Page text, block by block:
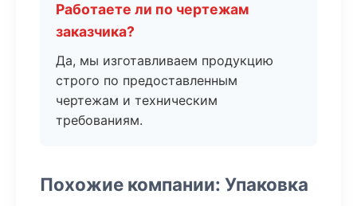
Работаете ли по чертежам
заказчика?
Да, мы изготавливаем продукцию
строго по предоставленным
чертежам и техническим
требованиям.
Похожие компании: Упаковка